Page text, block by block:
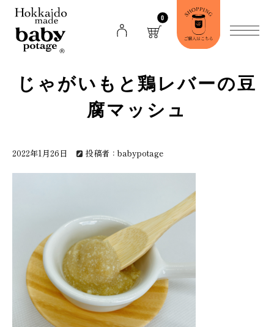
0
じゃがいもと鶏レバーの豆
腐マッシュ
2022年1月26日 投稿者：babypotage